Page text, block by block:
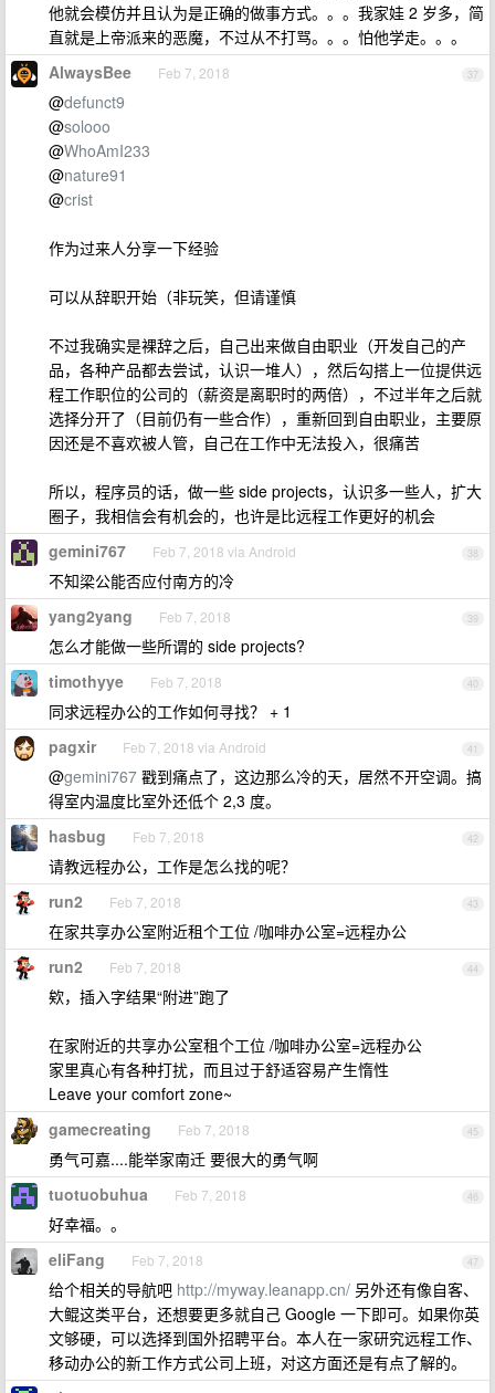
他就会模仿并且认为是正确的做事方式。。。我家娃 2 岁多，简
直就是上帝派来的恶魔，不过从不打骂。。。怕他学走。。。
37
AlwaysBee Feb 7, 2018
@defunct9
@solooo
@WhoAmI233
@nature91
@crist
作为过来人分享一下经验
可以从辞职开始（非玩笑，但请谨慎
不过我确实是裸辞之后，自己出来做自由职业（开发自己的产
品，各种产品都去尝试，认识一堆人），然后勾搭上一位提供远
程工作职位的公司的（薪资是离职时的两倍），不过半年之后就
选择分开了（目前仍有一些合作），重新回到自由职业，主要原
因还是不喜欢被人管，自己在工作中无法投入，很痛苦
所以，程序员的话，做一些 side projects，认识多一些人，扩大
圈子，我相信会有机会的，也许是比远程工作更好的机会
38
gemini767 Feb 7, 2018 via Android
不知梁公能否应付南方的冷
39
yang2yang Feb 7, 2018
怎么才能做一些所谓的 side projects?
40
timothyye Feb 7, 2018
同求远程办公的工作如何寻找？ + 1
41
pagxir Feb 7, 2018 via Android
@gemini767 戳到痛点了，这边那么冷的天，居然不开空调。搞
得室内温度比室外还低个 2,3 度。
42
hasbug Feb 7, 2018
请教远程办公，工作是怎么找的呢？
43
run2 Feb 7, 2018
在家共享办公室附近租个工位 /咖啡办公室=远程办公
44
run2 Feb 7, 2018
欸，插入字结果“附进”跑了
在家附近的共享办公室租个工位 /咖啡办公室=远程办公
家里真心有各种打扰，而且过于舒适容易产生惰性
Leave your comfort zone~
45
gamecreating Feb 7, 2018
勇气可嘉....能举家南迁 要很大的勇气啊
46
tuotuobuhua Feb 7, 2018
好幸福。。
47
eliFang Feb 7, 2018
给个相关的导航吧 http://myway.leanapp.cn/ 另外还有像自客、
大鲲这类平台，还想要更多就自己 Google 一下即可。如果你英
文够硬，可以选择到国外招聘平台。本人在一家研究远程工作、
移动办公的新工作方式公司上班，对这方面还是有点了解的。